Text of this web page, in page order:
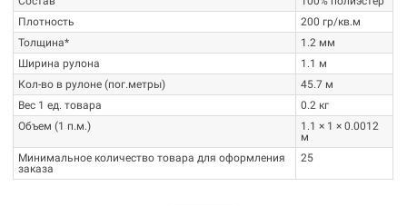
Плотность
200 гр/кв.м
Толщина*
1.2 мм
Ширина рулона
1.1 м
Кол-во в рулоне (пог.метры)
45.7 м
Вес 1 ед. товара
0.2 кг
Объем (1 п.м.)
1.1 × 1 × 0.0012
м
Минимальное количество товара для оформления
заказа
25